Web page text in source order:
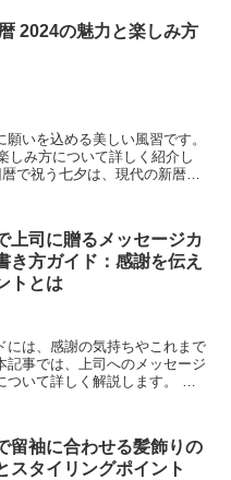
2024の魅力と楽しみ方
いを込める美しい風習です。
しみ方について詳しく紹介し
で祝う七夕は、現代の新暦と
上司に贈るメッセージカ
き方ガイド：感謝を伝え
トとは
には、感謝の気持ちやこれまで
記事では、上司へのメッセージ
いて詳しく解説します。 上
留袖に合わせる髪飾りの
スタイリングポイント